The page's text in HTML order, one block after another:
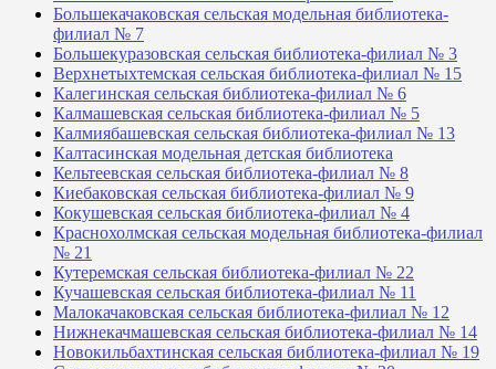
Большекачаковская сельская модельная библиотека-
филиал № 7
Большекуразовская сельская библиотека-филиал № 3
Верхнетыхтемская сельская библиотека-филиал № 15
Калегинская сельская библиотека-филиал № 6
Калмашевская сельская библиотека-филиал № 5
Калмиябашевская сельская библиотека-филиал № 13
Калтасинская модельная детская библиотека
Кельтеевская сельская библиотека-филиал № 8
Киебаковская сельская библиотека-филиал № 9
Кокушевская сельская библиотека-филиал № 4
Краснохолмская сельская модельная библиотека-филиал
№ 21
Кутеремская сельская библиотека-филиал № 22
Кучашевская сельская библиотека-филиал № 11
Малокачаковская сельская библиотека-филиал № 12
Нижнекачмашевская сельская библиотека-филиал № 14
Новокильбахтинская сельская библиотека-филиал № 19